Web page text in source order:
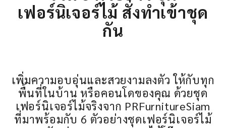
เฟอร์นิเจอร์ไม้ สั่งทำเข้าชุด
กัน
เพิ่มความอบอุ่นและสวยงามลงตัว ให้กับทุก
พื้นที่ในบ้าน หรือคอนโดของคุณ ด้วยชุด
เฟอร์นิเจอร์ไม้จริงจาก PRFurnitureSiam
ที่มาพร้อมกับ 6 ตัวอย่างชุดเฟอร์นิเจอร์ไม้